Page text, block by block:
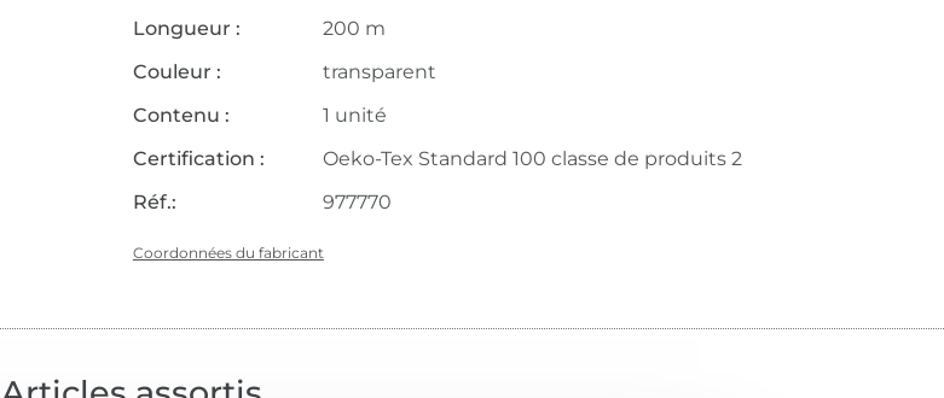
Longueur :
200 m
Couleur :
transparent
Contenu :
1 unité
Certification :
Oeko-Tex Standard 100 classe de produits 2
Réf.:
977770
Coordonnées du fabricant